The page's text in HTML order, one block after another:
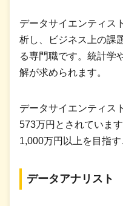
データサイエンティス
析し、ビジネス上の課
る専門職です。統計学
解が求められます。
データサイエンティス
573万円とされていま
1,000万円以上を目指す
データアナリスト